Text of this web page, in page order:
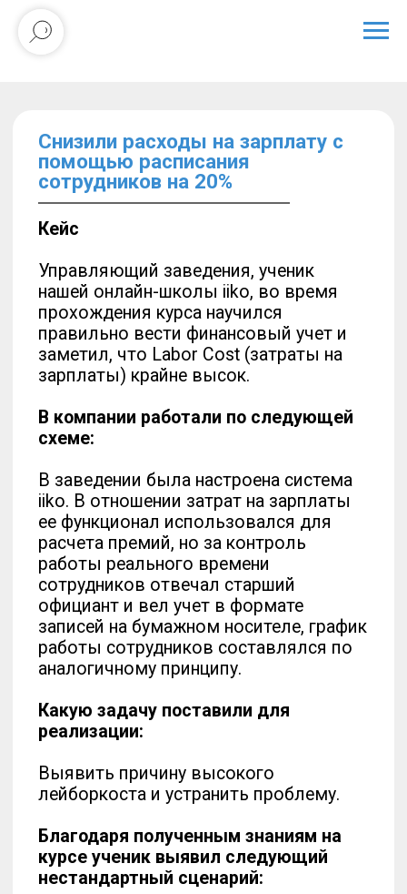
Кейс
Управляющий заведения, ученик
нашей онлайн-школы iiko, во время
прохождения курса научился
правильно вести финансовый учет и
зарплаты) крайне высок.
В компании работали по следующей
схеме:
В заведении была настроена система
iiko. В отношении затрат на зарплаты
ее функционал использовался для
расчета премий, но за контроль
сотрудников отвечал старший
официант и вел учет в формате
записей на бумажном носителе, график
аналогичному принципу.
Какую задачу поставили для
реализации:
Выявить причину высокого
лейборкоста и устранить проблему.
Благодаря полученным знаниям на
курсе ученик выявил следующий
нестандартный сценарий:
С помощью отчетов iiko он оценил
трафик заведения и понял, что
избыточно.
Решения, которые выпускник
Скорректировал расписание
объем затрат на оплату
рабочего времени;
Внедрил в работу «Сводный
отчет по зарплате» на